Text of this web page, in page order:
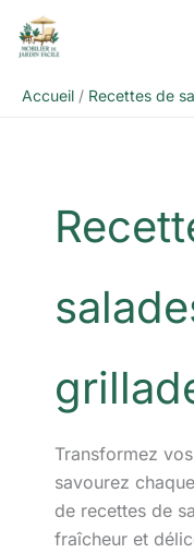
Accueil
Recettes de
Transformez
savourez
de recettes de
fraîcheur et
Rechercher